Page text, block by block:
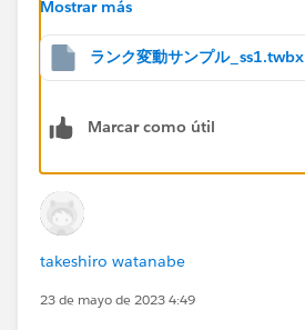
Mostrar más
ランク変動サンプル_ss1.twbx
Marcar como útil
takeshiro watanabe
23 de mayo de 2023 4:49